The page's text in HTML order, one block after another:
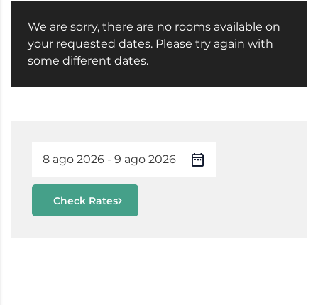
We are sorry, there are no rooms available on
your requested dates. Please try again with
some different dates.
Check Rates